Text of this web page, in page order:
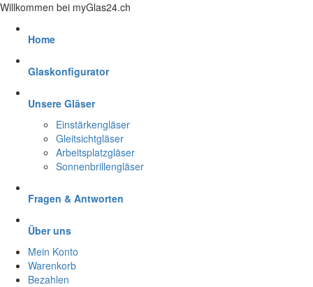
Willkommen bei myGlas24.ch
Home
Glaskonfigurator
Unsere Gläser
Einstärkengläser
Gleitsichtgläser
Arbeitsplatzgläser
Sonnenbrillengläser
Fragen & Antworten
Über uns
Mein Konto
Warenkorb
Bezahlen